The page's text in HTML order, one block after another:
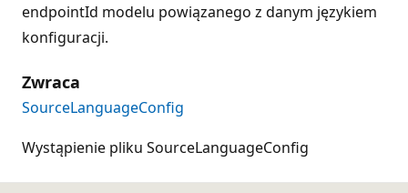
endpointId modelu powiązanego z danym językiem
konfiguracji.
Zwraca
SourceLanguageConfig
Wystąpienie pliku SourceLanguageConfig